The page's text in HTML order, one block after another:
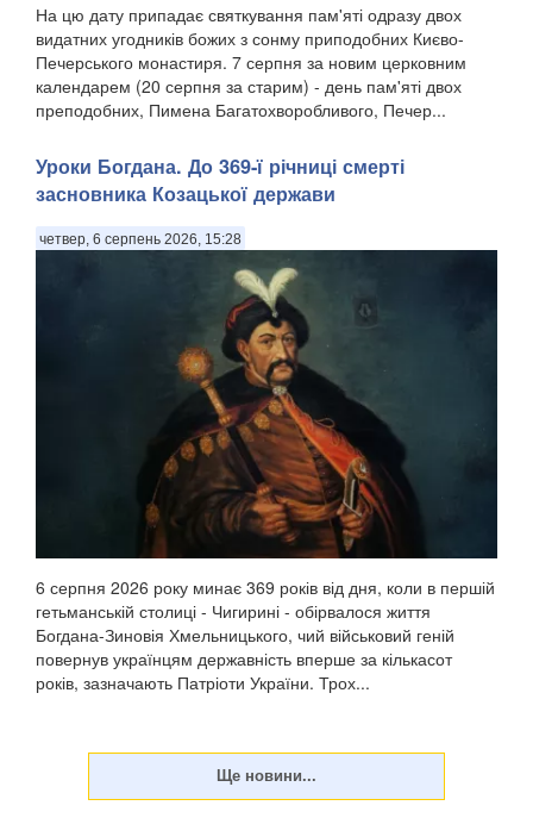
На цю дату припадає святкування пам'яті одразу двох
видатних угодників божих з сонму приподобних Києво-
Печерського монастиря. 7 серпня за новим церковним
календарем (20 серпня за старим) - день пам'яті двох
преподобних, Пимена Багатохворобливого, Печер...
Уроки Богдана. До 369-ї річниці смерті
засновника Козацької держави
четвер, 6 серпень 2026, 15:28
6 серпня 2026 року минає 369 років від дня, коли в першій
гетьманській столиці - Чигирині - обірвалося життя
Богдана-Зиновія Хмельницького, чий військовий геній
повернув українцям державність вперше за кількасот
років, зазначають Патріоти України. Трох...